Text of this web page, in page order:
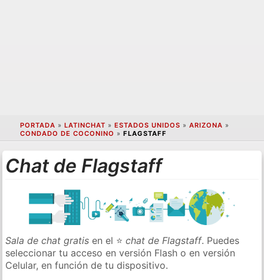
PORTADA » LATINCHAT » ESTADOS UNIDOS » ARIZONA »
CONDADO DE COCONINO » FLAGSTAFF
Chat de Flagstaff
Sala de chat gratis en el ⭐chat de Flagstaff. Puedes
seleccionar tu acceso en versión Flash o en versión
Celular, en función de tu dispositivo.